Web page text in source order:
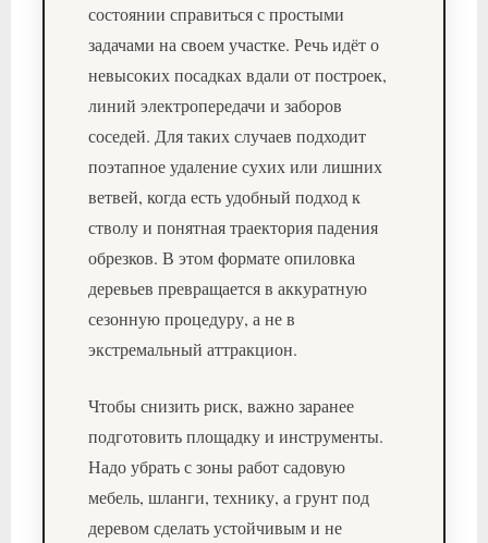
состоянии справиться с простыми
задачами на своем участке. Речь идёт о
невысоких посадках вдали от построек,
линий электропередачи и заборов
соседей. Для таких случаев подходит
поэтапное удаление сухих или лишних
ветвей, когда есть удобный подход к
стволу и понятная траектория падения
обрезков. В этом формате опиловка
деревьев превращается в аккуратную
сезонную процедуру, а не в
экстремальный аттракцион.
Чтобы снизить риск, важно заранее
подготовить площадку и инструменты.
Надо убрать с зоны работ садовую
мебель, шланги, технику, а грунт под
деревом сделать устойчивым и не